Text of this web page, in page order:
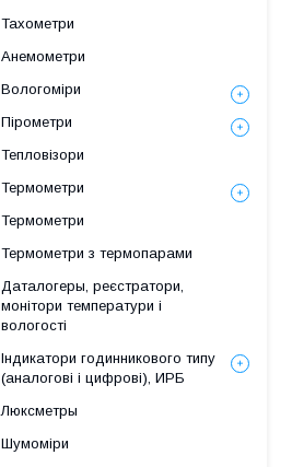
Тахометри
Анемометри
Вологоміри
Пірометри
Тепловізори
Термометри
Термометри
Термометри з термопарами
Даталогеры, реєстратори,
монітори температури і
вологості
Індикатори годинникового типу
(аналогові і цифрові), ИРБ
Люксметры
Шумоміри